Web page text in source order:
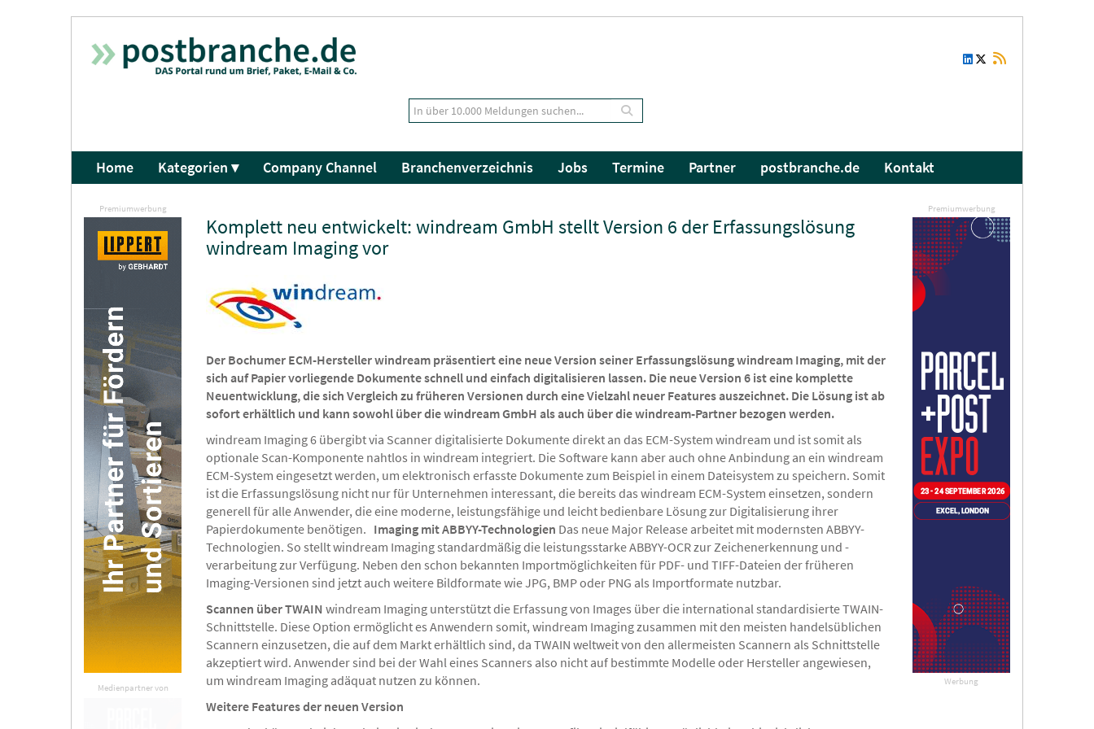
Home Kategorien ▾ Company Channel Branchenverzeichnis Jobs Termine Partner postbranche.de Kontakt
Premiumwerbung
Werbung
Premiumwerbung
Medienpartner von
Komplett neu entwickelt: windream GmbH stellt Version 6 der Erfassungslösung
windream Imaging vor
Der Bochumer ECM-Hersteller windream präsentiert eine neue Version seiner Erfassungslösung windream Imaging, mit der
sich auf Papier vorliegende Dokumente schnell und einfach digitalisieren lassen. Die neue Version 6 ist eine komplette
Neuentwicklung, die sich Vergleich zu früheren Versionen durch eine Vielzahl neuer Features auszeichnet. Die Lösung ist ab
sofort erhältlich und kann sowohl über die windream GmbH als auch über die windream-Partner bezogen werden.
windream Imaging 6 übergibt via Scanner digitalisierte Dokumente direkt an das ECM-System windream und ist somit als
optionale Scan-Komponente nahtlos in windream integriert. Die Software kann aber auch ohne Anbindung an ein windream
ECM-System eingesetzt werden, um elektronisch erfasste Dokumente zum Beispiel in einem Dateisystem zu speichern. Somit
ist die Erfassungslösung nicht nur für Unternehmen interessant, die bereits das windream ECM-System einsetzen, sondern
generell für alle Anwender, die eine moderne, leistungsfähige und leicht bedienbare Lösung zur Digitalisierung ihrer
Papierdokumente benötigen. Imaging mit ABBYY-Technologien Das neue Major Release arbeitet mit modernsten ABBYY-
Technologien. So stellt windream Imaging standardmäßig die leistungsstarke ABBYY-OCR zur Zeichenerkennung und -
verarbeitung zur Verfügung. Neben den schon bekannten Importmöglichkeiten für PDF- und TIFF-Dateien der früheren
Imaging-Versionen sind jetzt auch weitere Bildformate wie JPG, BMP oder PNG als Importformate nutzbar.
Scannen über TWAIN windream Imaging unterstützt die Erfassung von Images über die international standardisierte TWAIN-
Schnittstelle. Diese Option ermöglicht es Anwendern somit, windream Imaging zusammen mit den meisten handelsüblichen
Scannern einzusetzen, die auf dem Markt erhältlich sind, da TWAIN weltweit von den allermeisten Scannern als Schnittstelle
akzeptiert wird. Anwender sind bei der Wahl eines Scanners also nicht auf bestimmte Modelle oder Hersteller angewiesen,
um windream Imaging adäquat nutzen zu können.
Weitere Features der neuen Version